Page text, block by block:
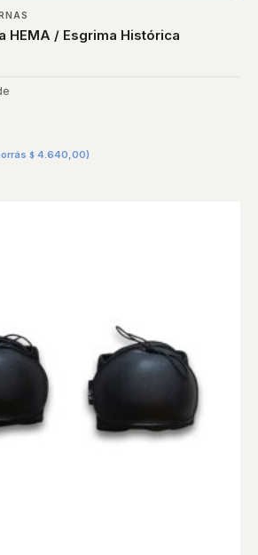
HEMA / Esgrima Histórica
$4.640,00)